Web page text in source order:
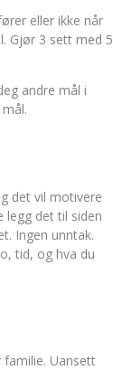
eller ikke når
Gjør 3 sett med 5
andre mål i
det vil motivere
legg det til siden
Ingen unntak.
tid, og hva du
Uansett